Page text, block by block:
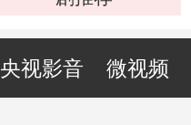
央视影音 微视频